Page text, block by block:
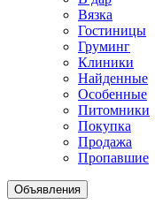
Вязка
Гостиницы
Груминг
Клиники
Найденные
Особенные
Питомники
Покупка
Продажа
Пропавшие
Объявления